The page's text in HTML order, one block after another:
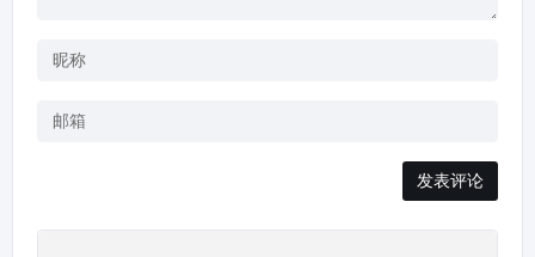
发表评论